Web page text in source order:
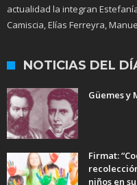
actualidad la integran
Camiscia, Elías Ferreyra,
NOTICIAS DEL
Güemes y
Firmat:
niños en